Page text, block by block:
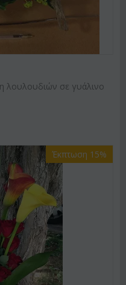
λουλουδιών σε γυάλινο
Έκπτωση 15%